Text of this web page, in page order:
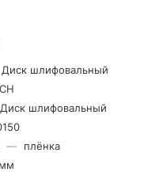
Диск шлифовальный
Диск шлифовальный
—
плёнка